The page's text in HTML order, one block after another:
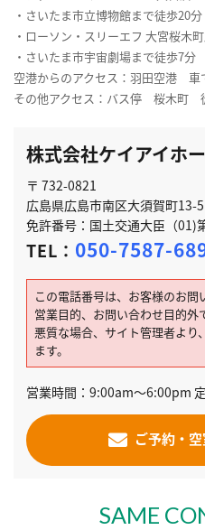
・さいたま市立博物館まで徒歩20
・ローソン・スリーエフ 大宮桜木
・さいたま市宇宙劇場まで徒歩7
空港からのアクセス：羽田空港 車
その他アクセス：バス停 桜木町
株式会社ケイアイホ
〒 732-0821
広島県広島市南区大須賀町13-
免許番号：国土交通大臣（01)
TEL： 050-7587-
この電話番号は、お客様のお問
営業目的、お問い合わせ目的外
悪質な場合、サイト管理者より
ます。
営業時間：9:00am～6:00pm
ご予約・
SAME